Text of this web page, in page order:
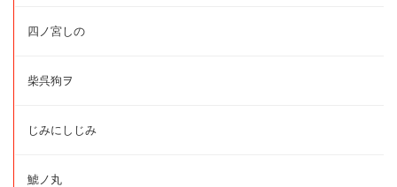
四ノ宮しの
柴呉狗ヲ
じみにしじみ
鯱ノ丸